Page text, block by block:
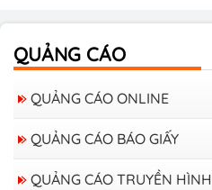
QUẢNG CÁO
QUẢNG CÁO ONLINE
QUẢNG CÁO BÁO GIẤY
QUẢNG CÁO TRUYỀN HÌNH